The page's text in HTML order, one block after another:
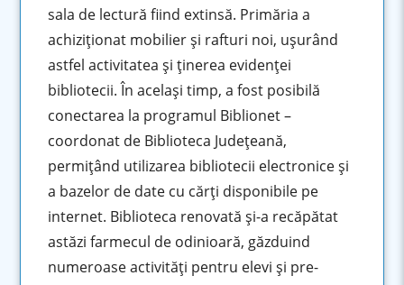
sala de lectură fiind extinsă. Primăria a
achiziţionat mobilier şi rafturi noi, uşurând
astfel activitatea şiţinerea evidenţei
bibliotecii. În același timp, a fost posibilă
conectarea la programul Biblionet –
coordonat de Biblioteca Județeană,
permiţând utilizarea bibliotecii electronice şi
a bazelor de date cu cărţi disponibile pe
internet. Biblioteca renovată și-a recăpătat
astăzi farmecul de odinioară, găzduind
numeroase activităţi pentru elevi şi pre-